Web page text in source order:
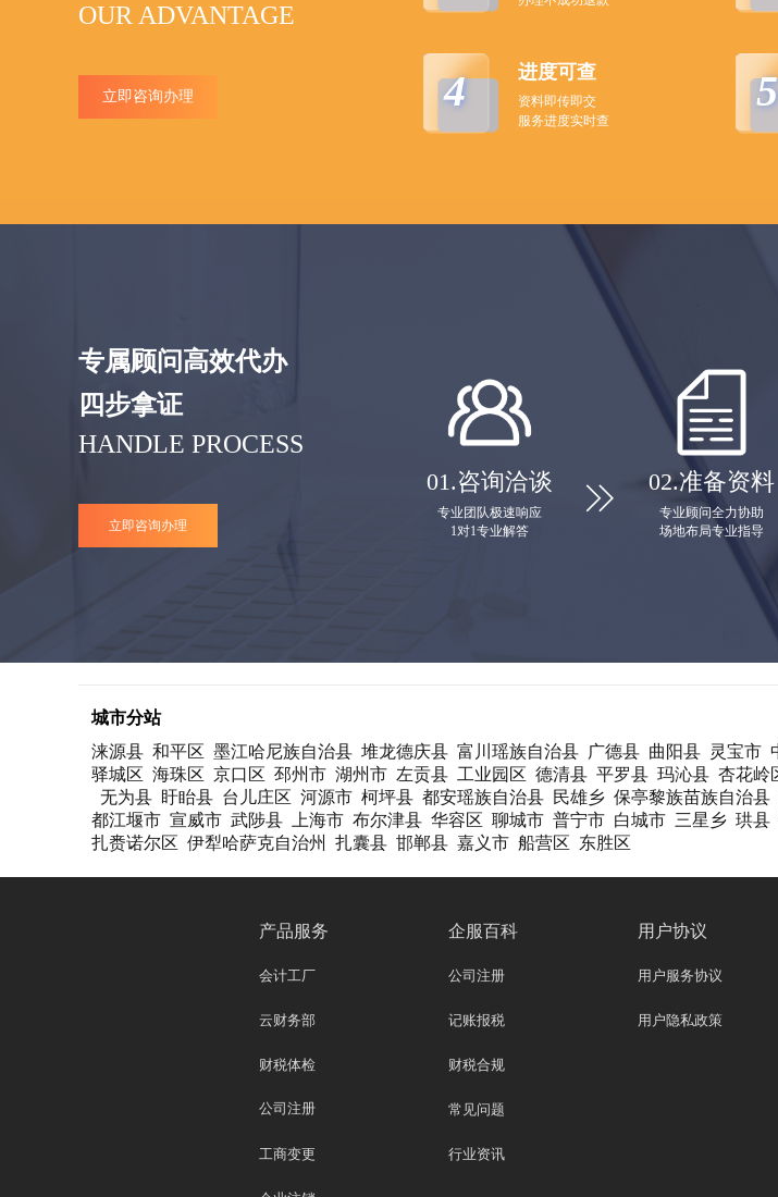
OUR ADVANTAGE
立即咨询办理 4 进度可查
资料即传即交
服务进度实时查
5
专属顾问高效代办
四步拿证
HANDLE PROCESS
立即咨询办理
01.咨询洽谈
专业团队极速响应
1对1专业解答
 02.准备资料
专业顾问全力协助
场地布局专业指导
城市分站
涞源县 和平区 墨江哈尼族自治县 堆龙德庆县 富川瑶族自治县 广德县 曲阳县 灵宝市
驿城区 海珠区 京口区 邳州市 湖州市 左贡县 工业园区 德清县 平罗县 玛沁县 杏花岭
无为县 盱眙县 台儿庄区 河源市 柯坪县 都安瑶族自治县 民雄乡 保亭黎族苗族自治县
都江堰市 宣威市 武陟县 上海市 布尔津县 华容区 聊城市 普宁市 白城市 三星乡 珙县
扎赉诺尔区 伊犁哈萨克自治州 扎囊县 邯郸县 嘉义市 船营区 东胜区
产品服务
会计工厂
云财务部
财税体检
公司注册
工商变更
企服百科
公司注册
记账报税
财税合规
常见问题
行业资讯
用户协议
用户服务协议
用户隐私政策